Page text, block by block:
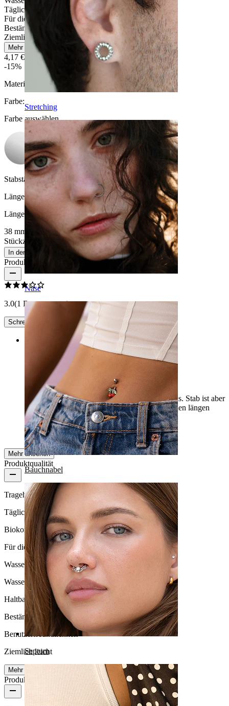
Stretching
Nase
Bauchnabel
Septum
Tägliches Tragen
Für die meisten Hauttypen
Beständig
Ziemlich leicht
Mehr lesen
4,17 € 4,90 €
-15%
Material:
Chirurgenstahl
Farbe:
Farbe auswählen
Stabstärke:1,6 mm
Länge:
Länge auswählen
38 mm
Stückzahl: 1
Ändern
In den Warenkorb
Produktbewertungen
3.0(1 Bewertungen)
Schreibe eine Bewertung
Hat zwar eine super Qualität und sieht schön aus. Stab ist aber
zu lang für mein Ohr sollte es in unterschiedlichen längen
geben.
Julia Verifizierter Kauf
Mehr ansehen
Produktqualität
Tragehäufigkeit
Tägliches Tragen
Biokompatibilität
Für die meisten Hauttypen
Wasserbeständigkeit
Wasserfest
Haltbarkeit
Beständig
Benutzerfreundlichkeit
Ziemlich leicht
Mehr lesen
Produktdetails